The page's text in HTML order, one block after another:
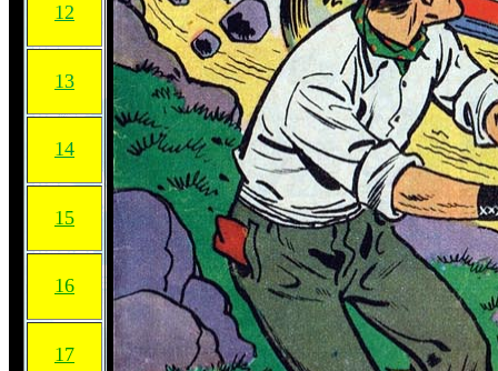
12
13
14
15
16
17